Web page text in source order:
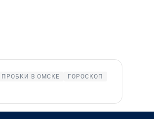
ПРОБКИ В ОМСКЕ
ГОРОСКОП